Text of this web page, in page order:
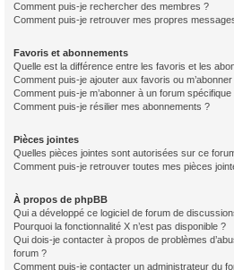
Comment puis-je rechercher des membres ?
Comment puis-je retrouver mes propres
Favoris et abonnements
Quelle est la différence entre les favoris et les
Comment puis-je ajouter aux favoris ou
Comment puis-je m’abonner à un forum spécifique
Comment puis-je résilier mes abonnements ?
Pièces jointes
Quelles pièces jointes sont autorisées sur ce
Comment puis-je retrouver toutes mes pièces
À propos de phpBB
Qui a développé ce logiciel de forum de
Pourquoi la fonctionnalité X n’est pas disponible ?
Qui dois-je contacter à propos de problèmes
forum ?
Comment puis-je contacter un administrateur du